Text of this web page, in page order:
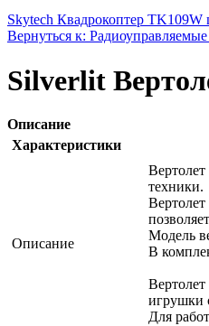
Skytech Квадрокоптер TK109W
Вернуться к:
Silverlit
Описание
Характеристики
Описание
техники.
Модель
В
игрушки
Для